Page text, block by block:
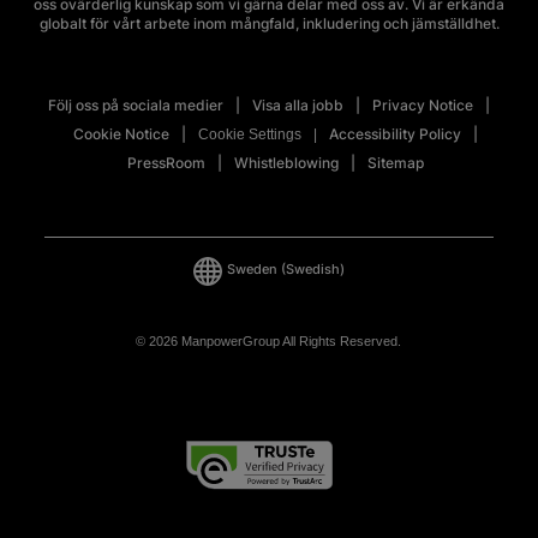
oss ovärderlig kunskap som vi gärna delar med oss av. Vi är erkända
globalt för vårt arbete inom mångfald, inkludering och jämställdhet.
Följ oss på sociala medier Visa alla jobb
Privacy Notice
Cookie Notice
Cookie Settings
Accessibility Policy
PressRoom
Whistleblowing Sitemap
© 2026 ManpowerGroup All Rights Reserved.
Sweden (Swedish)